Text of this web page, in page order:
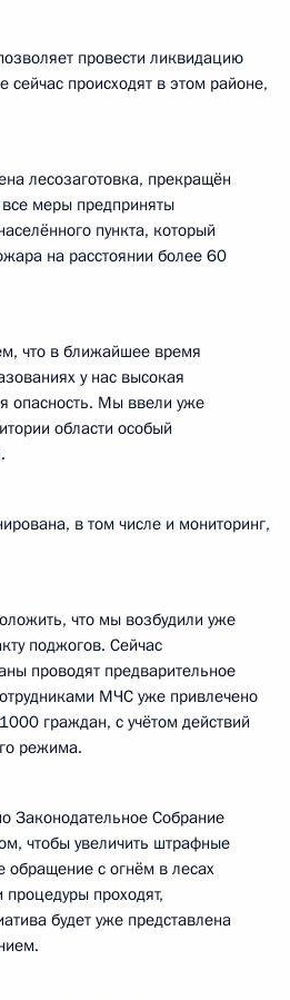
провести ликвидацию
сейчас происходят в этом районе,
лесозаготовка, прекращён
меры предприняты
пункта, который
на расстоянии более 60
что в ближайшее время
у нас высокая
опасность. Мы ввели уже
области особый
в том числе и мониторинг,
что мы возбудили уже
поджогов. Сейчас
проводят предварительное
МЧС уже привлечено
граждан, с учётом действий
режима.
Законодательное Собрание
чтобы увеличить штрафные
обращение с огнём в лесах
процедуры проходят,
будет уже представлена